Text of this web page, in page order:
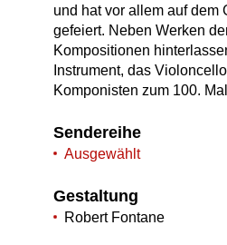
und hat vor allem auf dem
gefeiert. Neben Werken
Kompositionen
Instrument, das
Komponisten zum 100.
Sendereihe
Ausgewählt
Gestaltung
Robert Fontane